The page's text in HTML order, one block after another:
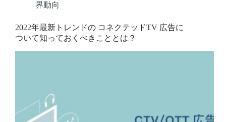
界動向
2022年最新トレンドの コネクテッドTV 広告に
ついて知っておくべきこととは？